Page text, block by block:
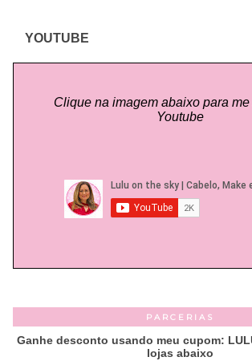
YOUTUBE
Clique na imagem abaixo para
Youtube
PARCERIAS
Ganhe desconto usando meu cupom:
lojas abaixo